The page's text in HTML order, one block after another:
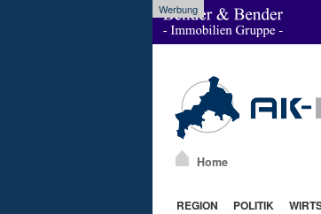
Werbung
Home
REGION POLITIK